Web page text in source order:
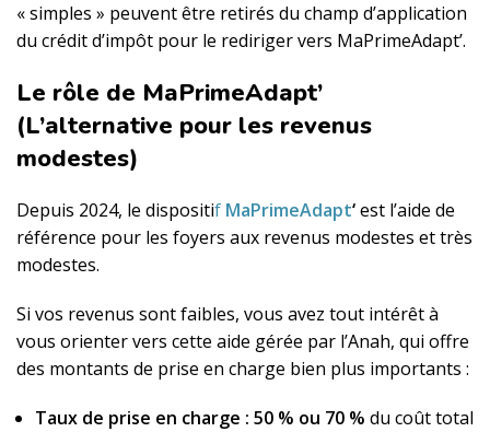
« simples » peuvent être retirés du champ d’application
du crédit d’impôt pour le rediriger vers MaPrimeAdapt’.
Le rôle de MaPrimeAdapt’
(L’alternative pour les revenus
modestes)
Depuis 2024, le dispositif MaPrimeAdapt‘est l’aide de
référence pour les foyers aux revenus modestes et très
modestes.
Si vos revenus sont faibles, vous avez tout intérêt à
vous orienter vers cette aide gérée par l’Anah, qui offre
des montants de prise en charge bien plus importants :
Taux de prise en charge : 50 % ou 70 % du coût total